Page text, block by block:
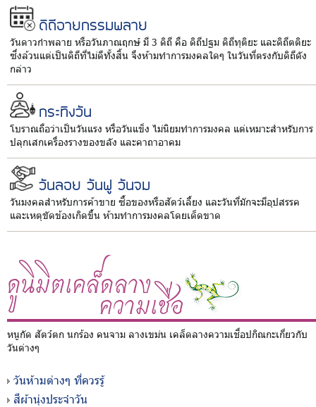
ดิถีอายกรรมพลาย
วันดาวกำพลาย หรือวันภาณฤกษ์ มี 3 ดิถี คือ ดิถีปฐม ดิถีทุติยะ และดิถีตติยะ
ซึ่งล้วนแต่เป็นดิถีที่ไม่ดีทั้งสิ้น จึงห้ามทำการมงคลใดๆ ในวันที่ตรงกับดิถีดัง
กล่าว
กระทิงวัน
โบราณถือว่าเป็นวันแรง หรือวันแข็ง ไม่นิยมทำการมงคล แต่เหมาะสำหรับการ
ปลุกเสกเครื่องรางของขลัง และคาถาอาคม
วันลอย วันฟู วันจม
วันมงคลสำหรับการค้าขาย ซื้อของหรือสัตว์เลี้ยง และวันที่มักจะมีอุปสรรค
และเหตุขัดข้องเกิดขึ้น ห้ามทำการมงคลโดยเด็ดขาด
ดูนิมิตเคล็ดลาง
ความเชื่อ
หนูกัด สัตว์ตก นกร้อง คนจาม ลางเขม่น เคล็ดลางความเชื่อปกิณกะเกี่ยวกับ
วันต่างๆ
วันห้ามต่างๆ ที่ควรรู้
สีผ้านุ่งประจำวัน